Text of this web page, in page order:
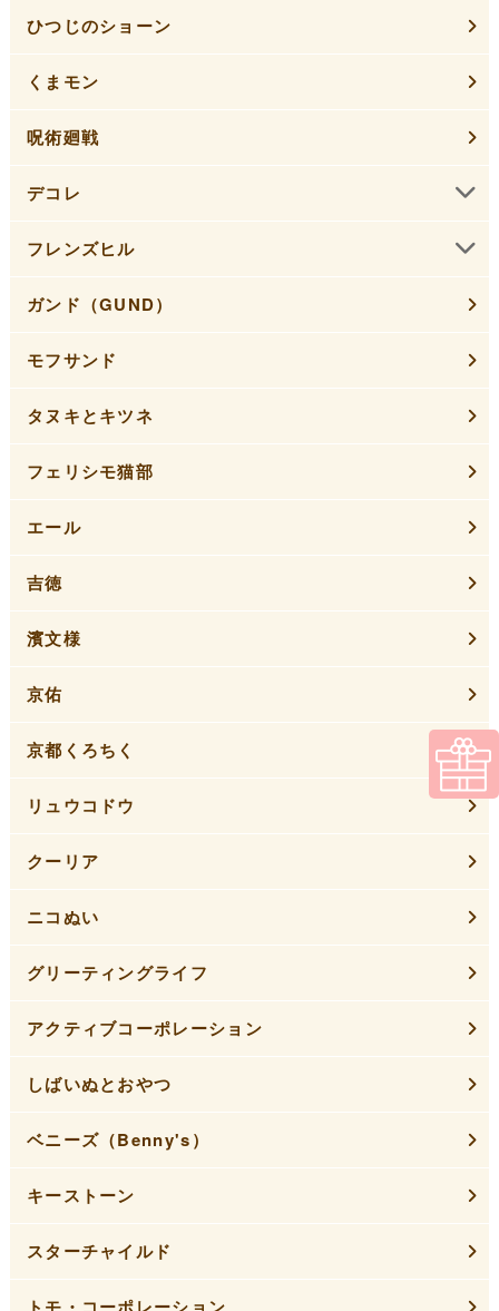
ひつじのショーン
くまモン
呪術廻戦
デコレ
フレンズヒル
ガンド（GUND）
モフサンド
タヌキとキツネ
フェリシモ猫部
エール
吉徳
濱文様
京佑
京都くろちく
リュウコドウ
クーリア
ニコぬい
グリーティングライフ
アクティブコーポレーション
しばいぬとおやつ
ベニーズ（Benny's）
キーストーン
スターチャイルド